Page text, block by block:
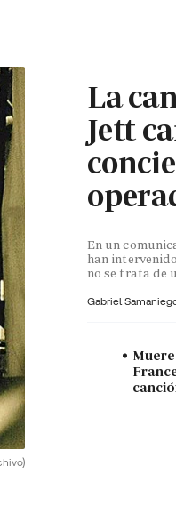
La
Jett
En un
han
no se trata de
Gabriel